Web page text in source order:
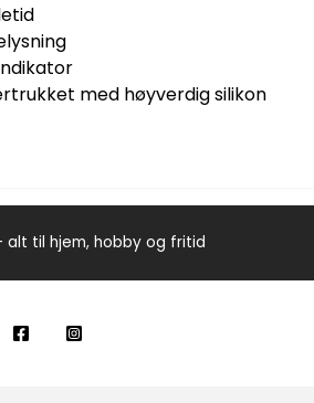
med høyverdig silikon
alt til hjem, hobby og fritid